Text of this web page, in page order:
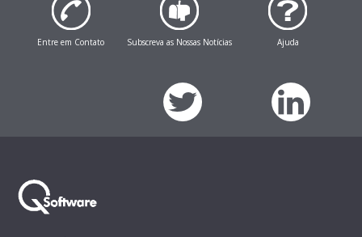
Entre em Contato Subscreva as Nossas Notícias Ajuda